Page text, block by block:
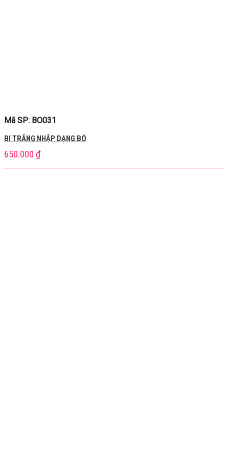
Mã SP: BO031
BI TRẮNG NHẬP DẠNG BÓ
650.000 ₫